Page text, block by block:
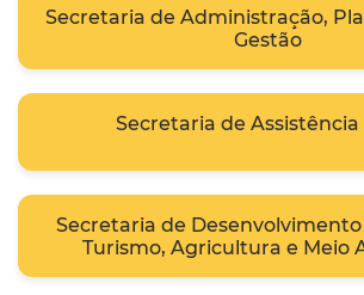
Secretaria de Administração,
Gestão
Secretaria de Assistência
Secretaria de
Turismo, Agricultura e Meio